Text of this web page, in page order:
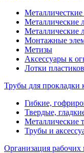
Металличесткие
Металлические
Металлические
Монтажные
Метизы
Аксессуары к
Лотки
Трубы для прокладки
Гибкие,
Твердые,
Металлические
Трубы и
Организация рабочих